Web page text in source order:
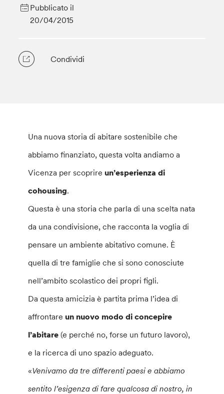
Pubblicato il
20/04/2015
Condividi
Una nuova storia di abitare sostenibile che
abbiamo finanziato, questa volta andiamo a
Vicenza per scoprire un’esperienza di
cohousing.
Questa è una storia che parla di una scelta nata
da una condivisione, che racconta la voglia di
pensare un ambiente abitativo comune. È
quella di tre famiglie che si sono conosciute
nell’ambito scolastico dei propri figli.
Da questa amicizia è partita prima l’idea di
affrontare un nuovo modo di concepire
l’abitare(e perché no, forse un futuro lavoro),
e la ricerca di uno spazio adeguato.
«Venivamo da tre differenti paesi e abbiamo
sentito l’esigenza di fare qualcosa di nostro, in